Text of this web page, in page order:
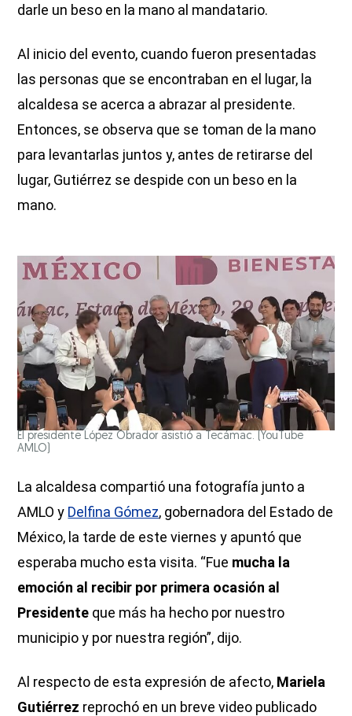
darle un beso en la mano al mandatario.
Al inicio del evento, cuando fueron presentadas
las personas que se encontraban en el lugar, la
alcaldesa se acerca a abrazar al presidente.
Entonces, se observa que se toman de la mano
para levantarlas juntos y, antes de retirarse del
lugar, Gutiérrez se despide con un beso en la
mano.
El presidente López Obrador asistió a Tecámac. (YouTube
AMLO)
La alcaldesa compartió una fotografía junto a
AMLO y Delfina Gómez, gobernadora del Estado de
México, la tarde de este viernes y apuntó que
esperaba mucho esta visita. “Fue mucha la
emoción al recibir por primera ocasión al
Presidente que más ha hecho por nuestro
municipio y por nuestra región”, dijo.
Al respecto de esta expresión de afecto, Mariela
Gutiérrez reprochó en un breve video publicado